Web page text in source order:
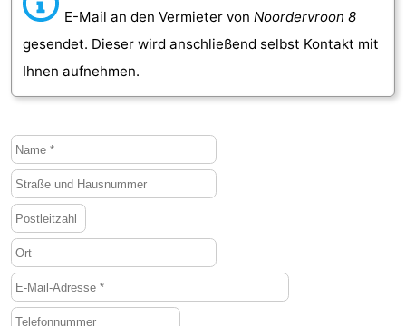
Parken
Reisebuchshop
Medizin
Zeeland
Schouwen-
Duiveland
-
Renesse
-
Brouwershaven
-
E-Mail an den Vermieter von Noordervroon 8
gesendet. Dieser wird anschließend selbst Kontakt mit
Ihnen aufnehmen.